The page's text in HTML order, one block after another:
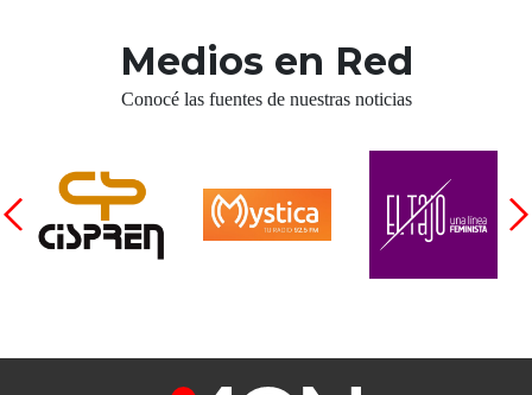
Medios en Red
Conocé las fuentes de nuestras noticias